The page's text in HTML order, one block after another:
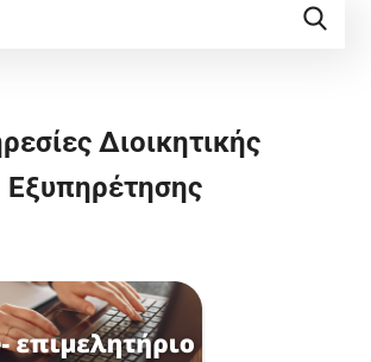
Διοικητικής
Εξυπηρέτησης